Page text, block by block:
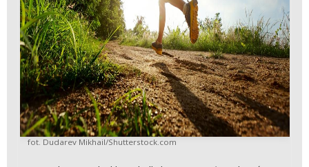
fot. Dudarev Mikhail/Shutterstock.com